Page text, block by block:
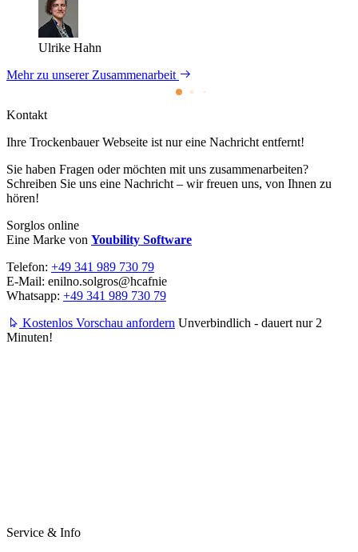
Ulrike Hahn
Mehr zu unserer Zusammenarbeit
Kontakt
Ihre Trockenbauer Webseite ist nur eine Nachricht entfernt!
Sie haben Fragen oder möchten mit uns zusammenarbeiten?
Schreiben Sie uns eine Nachricht – wir freuen uns, von Ihnen zu
hören!
Sorglos online
Eine Marke von Youbility Software
Telefon: +49 341 989 730 79
E-Mail: enilno.solgros@hcafnie
Whatsapp: +49 341 989 730 79
Kostenlos Vorschau anfordern Unverbindlich - dauert nur 2
Minuten!
Service & Info